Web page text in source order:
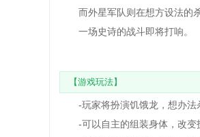
而外星军队则在想方设法的杀
一场史诗的战斗即将打响。
【游戏玩法】
-玩家将扮演饥饿龙，想办法
-可以自主的组装身体，改变